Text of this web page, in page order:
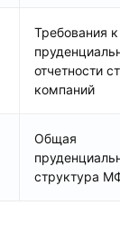
Требования к
отчетности
компаний
Общая
структура